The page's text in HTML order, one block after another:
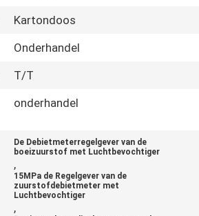
Kartondoos
Onderhandel
T/T
onderhandel
De Debietmeterregelgever van de
boeizuurstof met Luchtbevochtiger
,
15MPa de Regelgever van de
zuurstofdebietmeter met
Luchtbevochtiger
,